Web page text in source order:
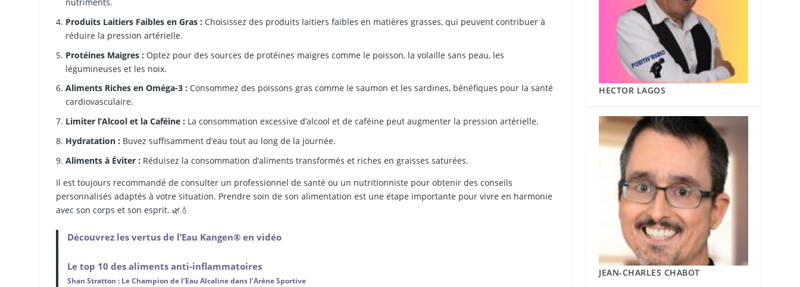
Produits Laitiers Faibles en Gras : Choisissez des produits laitiers faibles en matières grasses, qui peuvent contribuer à
réduire la pression artérielle.
Protéines Maigres : Optez pour des sources de protéines maigres comme le poisson, la volaille sans peau, les
légumineuses et les noix.
Aliments Riches en Oméga-3 : Consommez des poissons gras comme le saumon et les sardines, bénéfiques pour la santé
cardiovasculaire.
Limiter l’Alcool et la Caféine : La consommation excessive d’alcool et de caféine peut augmenter la pression artérielle.
Hydratation : Buvez suffisamment d’eau tout au long de la journée.
Aliments à Éviter : Réduisez la consommation d’aliments transformés et riches en graisses saturées.
Il est toujours recommandé de consulter un professionnel de santé ou un nutritionniste pour obtenir des conseils
personnalisés adaptés à votre situation. Prendre soin de son alimentation est une étape importante pour vivre en harmonie
avec son corps et son esprit. 🌿💧
Découvrez les vertus de l’Eau Kangen® en vidéo
Le top 10 des aliments anti-inflammatoires
Shan Stratton : Le Champion de l’Eau Alcaline dans l’Arène Sportive
HECTOR LAGOS
JEAN-CHARLES CHABOT